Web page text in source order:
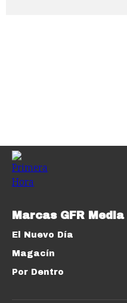
Marcas GFR Media
El Nuevo Día
Magacín
Por Dentro